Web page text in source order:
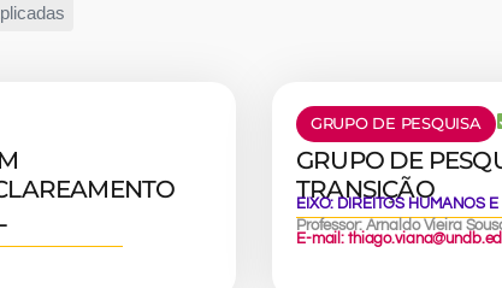
GRUPO DE PESQUISA
GRUPO DE
TRANSIÇÃO
EIXO: DIREITOS HUMANOS
Professor: Arnaldo Vieira
E-mail: